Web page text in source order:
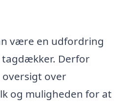
være en udfordring
Derfor
over
og muligheden for at